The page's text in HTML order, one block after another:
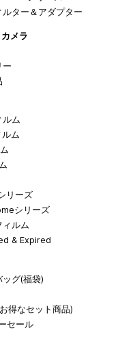
ルター＆アダプター
メラ
ー
ルム
ム
リーズ
シリーズ
ィルム
& Expired
ッグ(福袋)
得なセット商品)
セール